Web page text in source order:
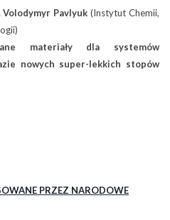
Volodymyr Pavlyuk (Instytut Chemii,
materiały dla systemów
nowych super-lekkich stopów
PRZEZ NARODOWE